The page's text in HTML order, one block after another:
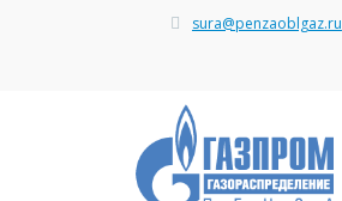
sura@penzaoblgaz.ru